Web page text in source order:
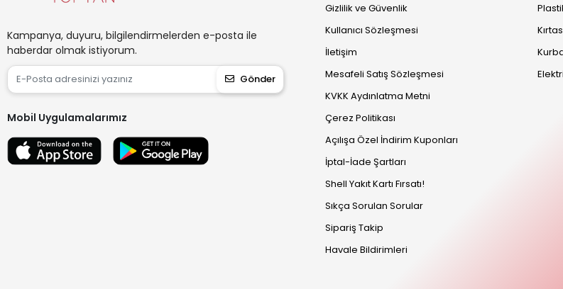
Kampanya, duyuru, bilgilendirmelerden e-posta ile
haberdar olmak istiyorum.
Gönder
Mobil Uygulamalarımız
Gizlilik ve Güvenlik
Kullanıcı Sözleşmesi
İletişim
Mesafeli Satış Sözleşmesi
KVKK Aydınlatma Metni
Çerez Politikası
Açılışa Özel İndirim Kuponları
İptal-İade Şartları
Shell Yakıt Kartı Fırsatı!
Sıkça Sorulan Sorular
Sipariş Takip
Havale Bildirimleri